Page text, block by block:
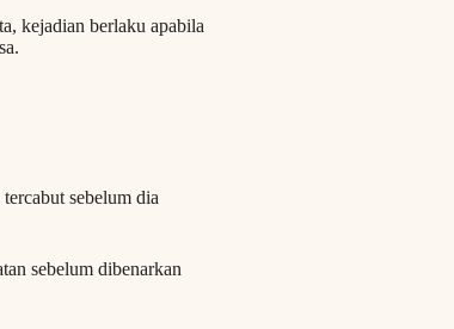
kejadian berlaku apabila
sebelum dia
sebelum dibenarkan